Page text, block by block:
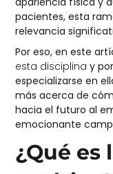
pacientes, esta
relevancia
Por eso, en este
esta disciplina y
especializarse en
más acerca de
hacia el futuro al
emocionante
¿Qué es